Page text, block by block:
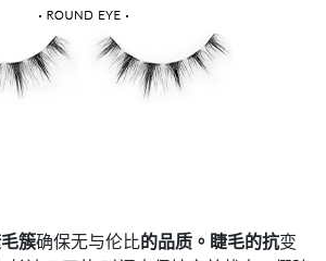
簇确保无与伦比的品质。睫毛的抗变